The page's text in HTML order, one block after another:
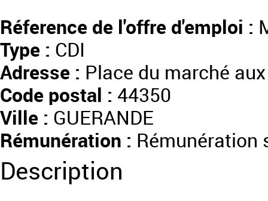
Réference de l'offre d'emploi :
Type : CDI
Adresse : Place du marché
Code postal : 44350
Ville : GUERANDE
Rémunération : Rémunération
Description